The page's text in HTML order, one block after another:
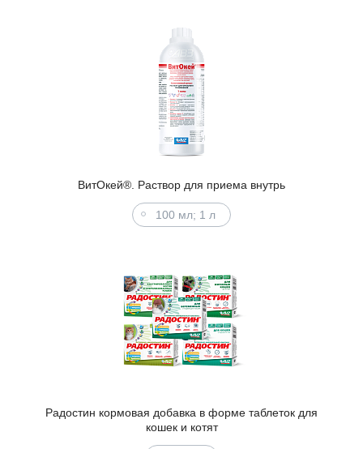
ВитОкей®. Раствор для приема внутрь
100 мл; 1 л
Радостин кормовая добавка в форме таблеток для
кошек и котят